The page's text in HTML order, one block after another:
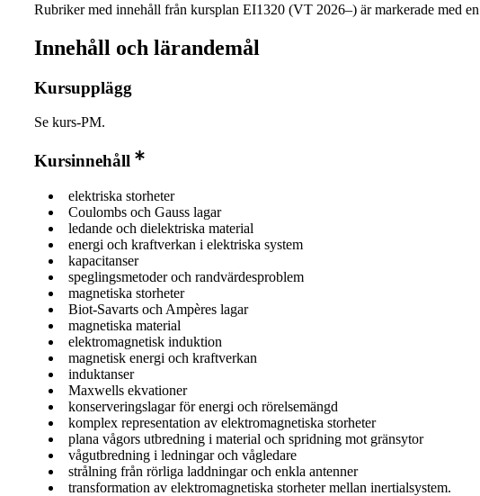
Rubriker med innehåll från kursplan EI1320 (VT 2026–) är markerade med
Innehåll och lärandemål
Kursupplägg
Se kurs-PM.
Kursinnehåll
elektriska storheter
Coulombs och Gauss lagar
ledande och dielektriska material
energi och kraftverkan i elektriska system
kapacitanser
speglingsmetoder och randvärdesproblem
magnetiska storheter
Biot-Savarts och Ampères lagar
magnetiska material
elektromagnetisk induktion
magnetisk energi och kraftverkan
induktanser
Maxwells ekvationer
konserveringslagar för energi och rörelsemängd
komplex representation av elektromagnetiska storheter
plana vågors utbredning i material och spridning mot gränsytor
vågutbredning i ledningar och vågledare
strålning från rörliga laddningar och enkla antenner
transformation av elektromagnetiska storheter mellan inertialsystem.